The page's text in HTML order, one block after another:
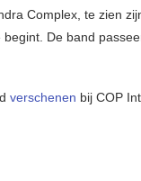
Complex, te zien
De band
verschenen bij COP